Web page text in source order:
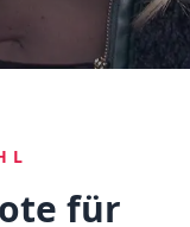
für